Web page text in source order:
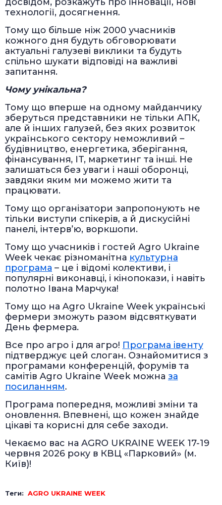
технології, досягнення.
Тому що більше ніж 2000 учасників
кожного дня будуть обговорювати
актуальні галузеві виклики та будуть
спільно шукати відповіді на важливі
запитання.
Чому унікальна?
Тому що вперше на одному майданчику
зберуться представники не тільки АПК,
але й інших галузей, без яких розвиток
українського сектору неможливий –
будівництво, енергетика, зберігання,
фінансування, IT, маркетинг та інші. Не
залишаться без уваги і наші оборонці,
завдяки яким ми можемо жити та
працювати.
Тому що організатори запропонують не
тільки виступи спікерів, а й дискусійні
панелі, інтерв’ю, воркшопи.
Тому що учасників і гостей Agro Ukraine
Week чекає різноманітна культурна
програма – це і відомі колективи, і
популярні виконавці, і кінопокази, і навіть
полотно Івана Марчука!
Тому що на Agro Ukraine Week українські
фермери зможуть разом відсвяткувати
День фермера.
Все про агро і для агро! Програма івенту
підтверджує цей слоган. Ознайомитися з
програмами конференцій, форумів та
самітів Agro Ukraine Week можна за
посиланням.
Програма попередня, можливі зміни та
оновлення. Впевнені, що кожен знайде
цікаві та корисні для себе заходи.
Чекаємо вас на AGRO UKRAINE WEEK 17-19
червня 2026 року в КВЦ «Парковий» (м.
Київ)!
Теги: AGRO UKRAINE WEEK